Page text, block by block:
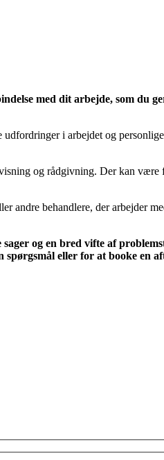
med dit arbejde, som du
i arbejdet og
og rådgivning. Der kan
andre behandlere, der arbejder
og en bred vifte af
eller for at booke en